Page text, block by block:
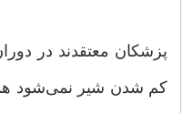
پزشکان معتقدند در
کم شدن شیر نمی‌شود